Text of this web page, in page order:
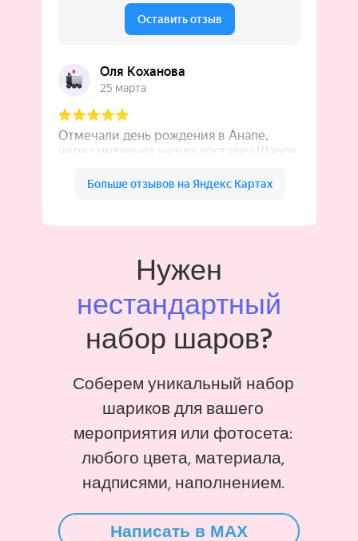
Нужен
нестандартный
набор шаров?
Соберем уникальный набор
шариков для вашего
мероприятия или фотосета:
любого цвета, материала,
надписями, наполнением.
Написать в MAX